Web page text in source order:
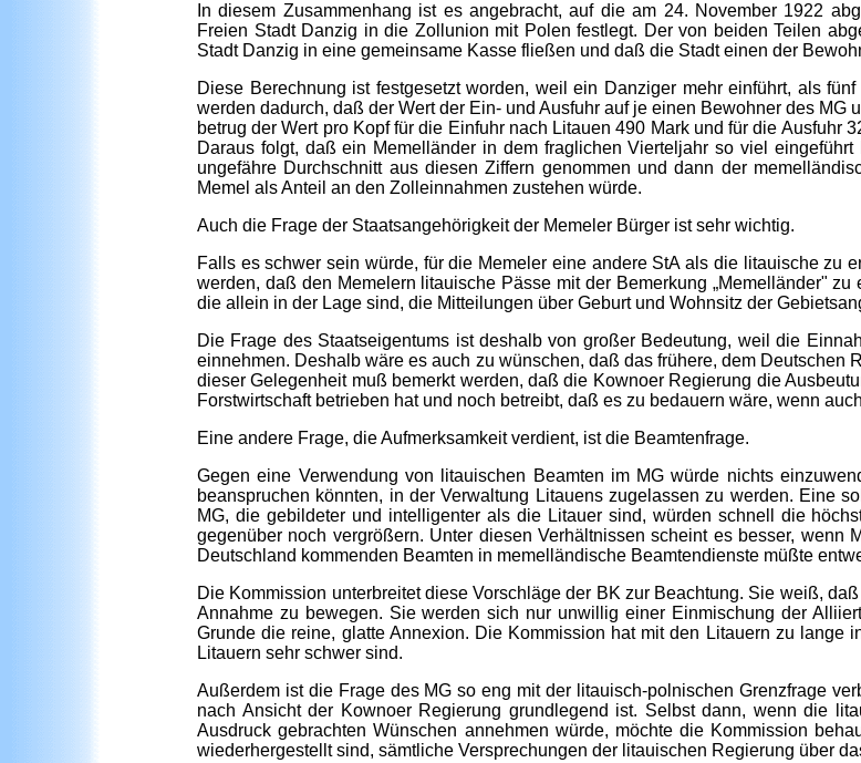
In diesem Zusammenhang ist es angebracht, auf die am 24. November 1922
Freien Stadt Danzig in die Zollunion mit Polen festlegt. Der von beiden Teilen
Stadt Danzig in eine gemeinsame Kasse fließen und daß die Stadt einen der
Diese Berechnung ist festgesetzt worden, weil ein Danziger mehr einführt, als
werden dadurch, daß der Wert der Ein- und Ausfuhr auf je einen Bewohner des
betrug der Wert pro Kopf für die Einfuhr nach Litauen 490 Mark und für die
Daraus folgt, daß ein Memelländer in dem fraglichen Vierteljahr so viel
ungefähre Durch­schnitt aus diesen Ziffern genommen und dann der
Memel als Anteil an den Zolleinnahmen zustehen würde.
Auch die Frage der Staatsangehörigkeit der Memeler Bürger ist sehr wichtig.
Falls es schwer sein würde, für die Memeler eine andere StA als die litauische zu
werden, daß den Memelern litauische Pässe mit der Bemerkung „Memelländer"
die allein in der Lage sind, die Mitteilungen über Geburt und Wohnsitz der
Die Frage des Staatseigentums ist deshalb von großer Bedeutung, weil die
einnehmen. Deshalb wäre es auch zu wünschen, daß das frühere, dem
dieser Gelegenheit muß bemerkt werden, daß die Kownoer Regierung die
Forstwirtschaft betrieben hat und noch betreibt, daß es zu bedauern wäre, wenn
Eine andere Frage, die Aufmerksamkeit verdient, ist die Beamtenfrage.
Gegen eine Verwendung von litauischen Beamten im MG würde nichts
beanspruchen könnten, in der Verwaltung Litauens zugelassen zu werden. Eine
MG, die gebildeter und intelligenter als die Litauer sind, würden schnell die
gegenüber noch vergrößern. Unter diesen Verhältnissen scheint es besser,
Deutschland kommenden Beamten in memelländische Beamtendienste müßte
Die Kommission unterbreitet diese Vorschläge der BK zur Beachtung. Sie weiß,
Annahme zu bewegen. Sie werden sich nur unwillig einer Einmischung der
Grunde die reine, glatte Annexion. Die Kommission hat mit den Litauern zu
Litauern sehr schwer sind.
Außerdem ist die Frage des MG so eng mit der litauisch-polnischen Grenzfrage
nach Ansicht der Kownoer Regierung grundlegend ist. Selbst dann, wenn die
Ausdruck gebrachten Wünschen annehmen würde, möchte die Kommission
wiederhergestellt sind, sämtliche Versprechungen der litauischen Regierung über